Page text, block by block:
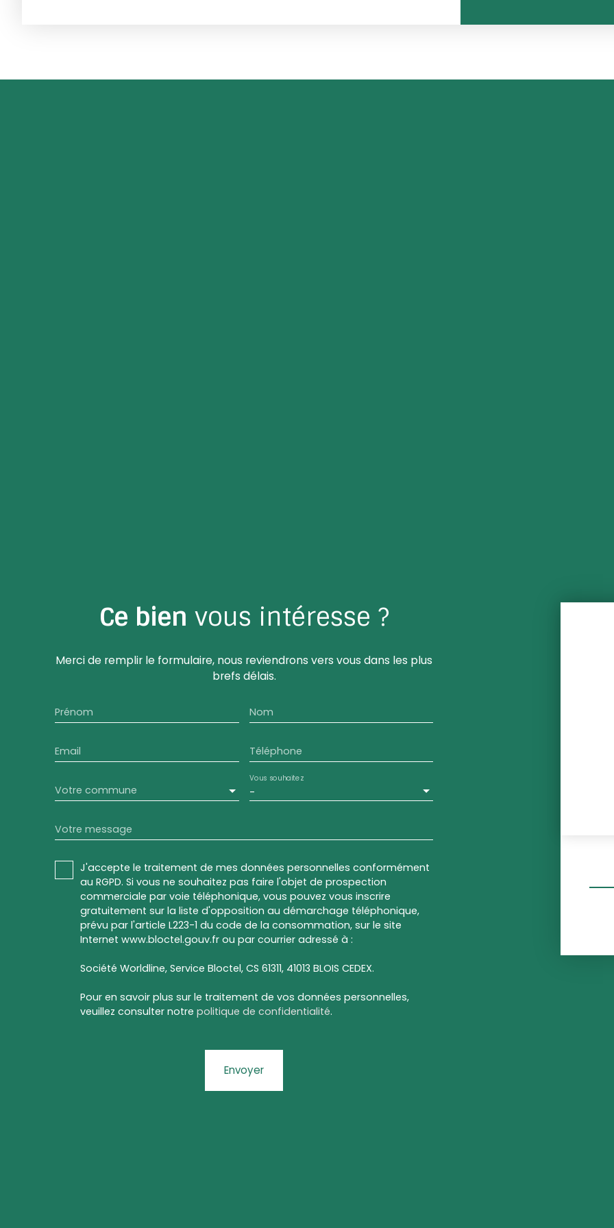
Ce bien vous intéresse ?
Merci de remplir le formulaire, nous reviendrons vers vous dans les plus
brefs délais.
Prénom Nom
Email Téléphone
Votre commune -
Vous souhaitez
Votre message
J'accepte le traitement de mes données personnelles conformément
au RGPD. Si vous ne souhaitez pas faire l'objet de prospection
commerciale par voie téléphonique, vous pouvez vous inscrire
gratuitement sur la liste d'opposition au démarchage téléphonique,
prévu par l'article L223-1 du code de la consommation, sur le site
Internet www.bloctel.gouv.fr ou par courrier adressé à :
Société Worldline, Service Bloctel, CS 61311, 41013 BLOIS CEDEX.
Pour en savoir plus sur le traitement de vos données personnelles,
veuillez consulter notre politique de confidentialité.
Envoyer